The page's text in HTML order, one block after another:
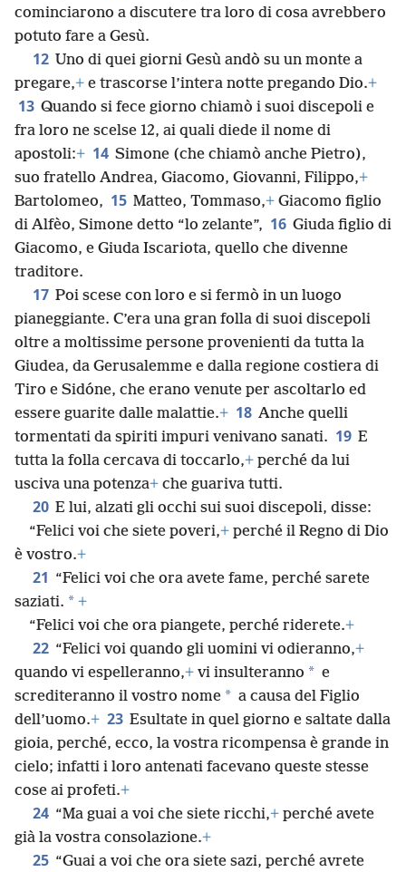
cominciarono a discutere tra loro di cosa avrebbero
potuto fare a Gesù.
12 Uno di quei giorni Gesù andò su un monte a
pregare,+ e trascorse l’intera notte pregando Dio.+
13 Quando si fece giorno chiamò i suoi discepoli e
fra loro ne scelse 12, ai quali diede il nome di
apostoli:+ 14 Simone (che chiamò anche Pietro),
suo fratello Andrea, Giacomo, Giovanni, Filippo,+
Bartolomeo, 15 Matteo, Tommaso,+ Giacomo figlio
di Alfèo, Simone detto “lo zelante”, 16 Giuda figlio di
Giacomo, e Giuda Iscariota, quello che divenne
traditore.
17 Poi scese con loro e si fermò in un luogo
pianeggiante. C’era una gran folla di suoi discepoli
oltre a moltissime persone provenienti da tutta la
Giudea, da Gerusalemme e dalla regione costiera di
Tiro e Sidóne, che erano venute per ascoltarlo ed
essere guarite dalle malattie.+ 18 Anche quelli
tormentati da spiriti impuri venivano sanati. 19 E
tutta la folla cercava di toccarlo,+ perché da lui
usciva una potenza+ che guariva tutti.
20 E lui, alzati gli occhi sui suoi discepoli, disse:
“Felici voi che siete poveri,+ perché il Regno di Dio
è vostro.+
21 “Felici voi che ora avete fame, perché sarete
saziati. * +
“Felici voi che ora piangete, perché riderete.+
22 “Felici voi quando gli uomini vi odieranno,+
quando vi espelleranno,+ vi insulteranno * e
screditeranno il vostro nome * a causa del Figlio
dell’uomo.+ 23 Esultate in quel giorno e saltate dalla
gioia, perché, ecco, la vostra ricompensa è grande in
cielo; infatti i loro antenati facevano queste stesse
cose ai profeti.+
24 “Ma guai a voi che siete ricchi,+ perché avete
già la vostra consolazione.+
25 “Guai a voi che ora siete sazi, perché avrete